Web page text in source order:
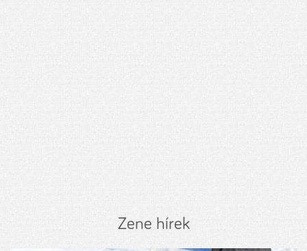
Zene hírek